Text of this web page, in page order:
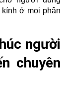
ở mọi phân
người
chuyên